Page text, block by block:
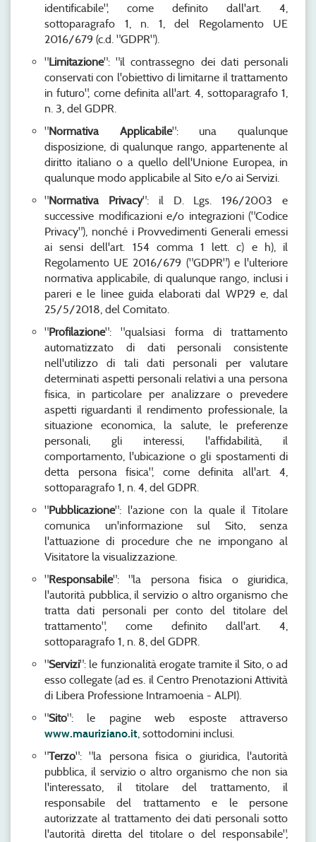
identificabile", come definito dall'art. 4,
sottoparagrafo 1, n. 1, del Regolamento UE
2016/679 (c.d. "GDPR").
"Limitazione": "il contrassegno dei dati personali
conservati con l'obiettivo di limitarne il trattamento
in futuro", come definita all'art. 4, sottoparagrafo 1,
n. 3, del GDPR.
"Normativa Applicabile": una qualunque
disposizione, di qualunque rango, appartenente al
diritto italiano o a quello dell'Unione Europea, in
qualunque modo applicabile al Sito e/o ai Servizi.
"Normativa Privacy": il D. Lgs. 196/2003 e
successive modificazioni e/o integrazioni ("Codice
Privacy"), nonché i Provvedimenti Generali emessi
ai sensi dell'art. 154 comma 1 lett. c) e h), il
Regolamento UE 2016/679 ("GDPR") e l'ulteriore
normativa applicabile, di qualunque rango, inclusi i
pareri e le linee guida elaborati dal WP29 e, dal
25/5/2018, del Comitato.
"Profilazione": "qualsiasi forma di trattamento
automatizzato di dati personali consistente
nell'utilizzo di tali dati personali per valutare
determinati aspetti personali relativi a una persona
fisica, in particolare per analizzare o prevedere
aspetti riguardanti il rendimento professionale, la
situazione economica, la salute, le preferenze
personali, gli interessi, l'affidabilità, il
comportamento, l'ubicazione o gli spostamenti di
detta persona fisica", come definita all'art. 4,
sottoparagrafo 1, n. 4, del GDPR.
"Pubblicazione": l'azione con la quale il Titolare
comunica un'informazione sul Sito, senza
l'attuazione di procedure che ne impongano al
Visitatore la visualizzazione.
"Responsabile": "la persona fisica o giuridica,
l'autorità pubblica, il servizio o altro organismo che
tratta dati personali per conto del titolare del
trattamento", come definito dall'art. 4,
sottoparagrafo 1, n. 8, del GDPR.
"Servizi": le funzionalità erogate tramite il Sito, o ad
esso collegate (ad es. il Centro Prenotazioni Attività
di Libera Professione Intramoenia - ALPI).
"Sito": le pagine web esposte attraverso
www.mauriziano.it, sottodomini inclusi.
"Terzo": "la persona fisica o giuridica, l'autorità
pubblica, il servizio o altro organismo che non sia
l'interessato, il titolare del trattamento, il
responsabile del trattamento e le persone
autorizzate al trattamento dei dati personali sotto
l'autorità diretta del titolare o del responsabile",